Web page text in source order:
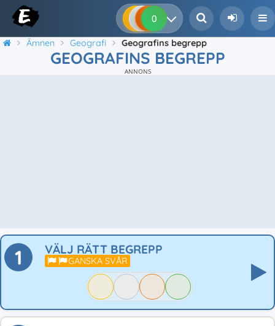
0 0 0
Ämnen Geografi Geografins begrepp
GEOGRAFINS BEGREPP
ANNONS
1 VÄLJ RÄTT BEGREPP
GANSKA SVÅR